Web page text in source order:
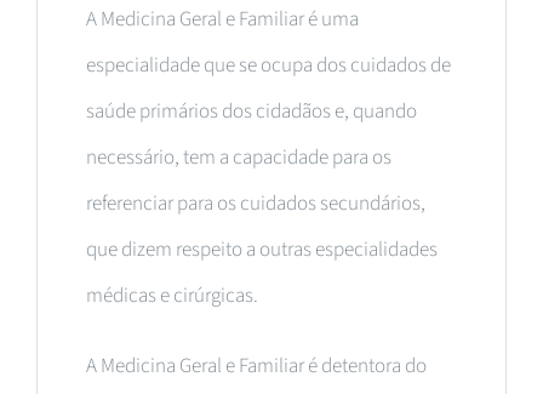
A Medicina Geral e Familiar é uma
especialidade que se ocupa dos cuidados de
saúde primários dos cidadãos e, quando
necessário, tem a capacidade para os
referenciar para os cuidados secundários,
que dizem respeito a outras especialidades
médicas e cirúrgicas.
A Medicina Geral e Familiar é detentora do